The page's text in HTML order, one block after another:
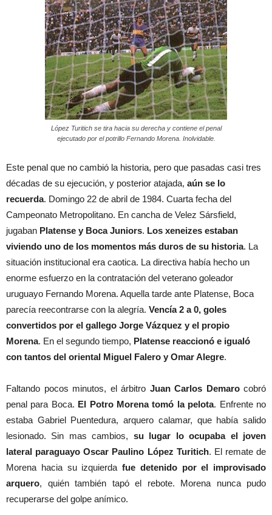
López Turitich se tira hacia su derecha y contiene el penal
ejecutado por el potrillo Fernando Morena. Inolvidable.
Este penal que no cambió la historia, pero que pasadas casi tres
décadas de su ejecución, y posterior atajada, aún se lo
recuerda. Domingo 22 de abril de 1984. Cuarta fecha del
Campeonato Metropolitano. En cancha de Velez Sársfield,
jugaban Platense y Boca Juniors. Los xeneizes estaban
viviendo uno de los momentos más duros de su historia. La
situación institucional era caotica. La directiva había hecho un
enorme esfuerzo en la contratación del veterano goleador
uruguayo Fernando Morena. Aquella tarde ante Platense, Boca
parecía reecontrarse con la alegría. Vencía 2 a 0, goles
convertidos por el gallego Jorge Vázquez y el propio
Morena. En el segundo tiempo, Platense reaccionó e igualó
con tantos del oriental Miguel Falero y Omar Alegre.
Faltando pocos minutos, el árbitro Juan Carlos Demarocobró
penal para Boca. El Potro Morena tomó la pelota. Enfrente no
estaba Gabriel Puentedura, arquero calamar, que había salido
lesionado. Sin mas cambios, su lugar lo ocupaba el joven
lateral paraguayo Oscar Paulino López Turitich. El remate de
Morena hacia su izquierda fue detenido por el improvisado
arquero, quién también tapó el rebote. Morena nunca pudo
recuperarse del golpe anímico.